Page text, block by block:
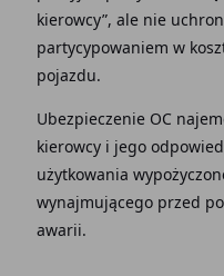
kierowcy”, ale nie
partycypowaniem w
pojazdu.
Ubezpieczenie OC
kierowcy i jego
użytkowania
wynajmującego przed
awarii.